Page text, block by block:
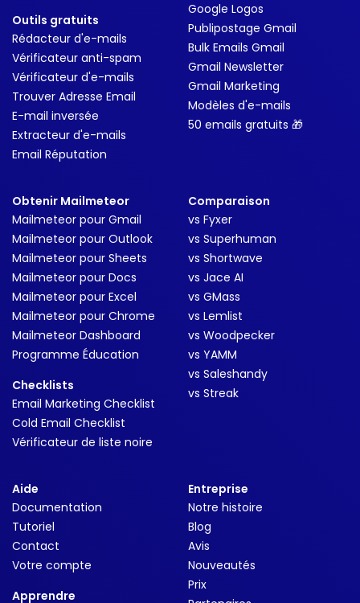
Outils gratuits
Rédacteur d'e-mails
Vérificateur anti-spam
Vérificateur d'e-mails
Trouver Adresse Email
E-mail inversée
Extracteur d'e-mails
Email Réputation
Google Logos
Publipostage Gmail
Bulk Emails Gmail
Gmail Newsletter
Gmail Marketing
Modèles d'e-mails
50 emails gratuits 🎁
Obtenir Mailmeteor
Mailmeteor pour Gmail
Mailmeteor pour Outlook
Mailmeteor pour Sheets
Mailmeteor pour Docs
Mailmeteor pour Excel
Mailmeteor pour Chrome
Mailmeteor Dashboard
Programme Éducation
Checklists
Email Marketing Checklist
Cold Email Checklist
Vérificateur de liste noire
Comparaison
vs Fyxer
vs Superhuman
vs Shortwave
vs Jace AI
vs GMass
vs Lemlist
vs Woodpecker
vs YAMM
vs Saleshandy
vs Streak
Aide
Documentation
Tutoriel
Contact
Votre compte
Apprendre
Entreprise
Notre histoire
Blog
Avis
Nouveautés
Prix